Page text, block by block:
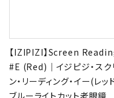
【IZIPIZI】Screen
#E (Red)｜イジピジ・スク
ン・リーディング・イー(レッ
ブルーライトカット老眼鏡